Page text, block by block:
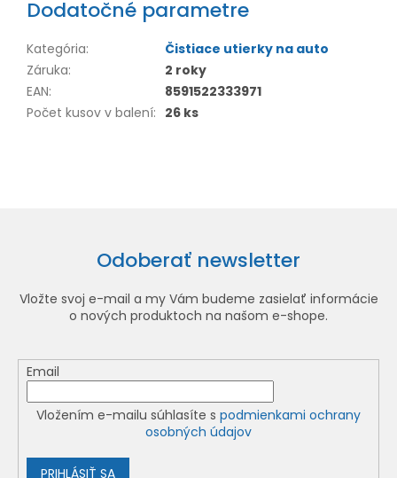
Dodatočné parametre
Kategória:
Čistiace utierky na auto
Záruka:
2 roky
EAN:
8591522333971
Počet kusov v balení: 26 ks
Odoberať newsletter
Vložte svoj e-mail a my Vám budeme zasielať informácie
o nových produktoch na našom e-shope.
Email
Vložením e-mailu súhlasíte s podmienkami ochrany
osobných údajov
PRIHLÁSIŤ SA